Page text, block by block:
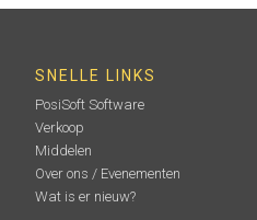
SNELLE LINKS
PosiSoft Software
Verkoop
Middelen
Over ons / Evenementen
Wat is er nieuw?